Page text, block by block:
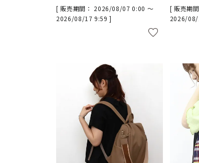
販売期間
2026/08/07 0:00 〜
2026/08/17 9:59
販売期間
2026/